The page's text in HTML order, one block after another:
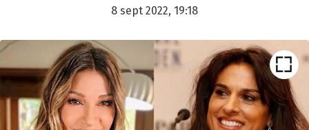
8 sept 2022, 19:18